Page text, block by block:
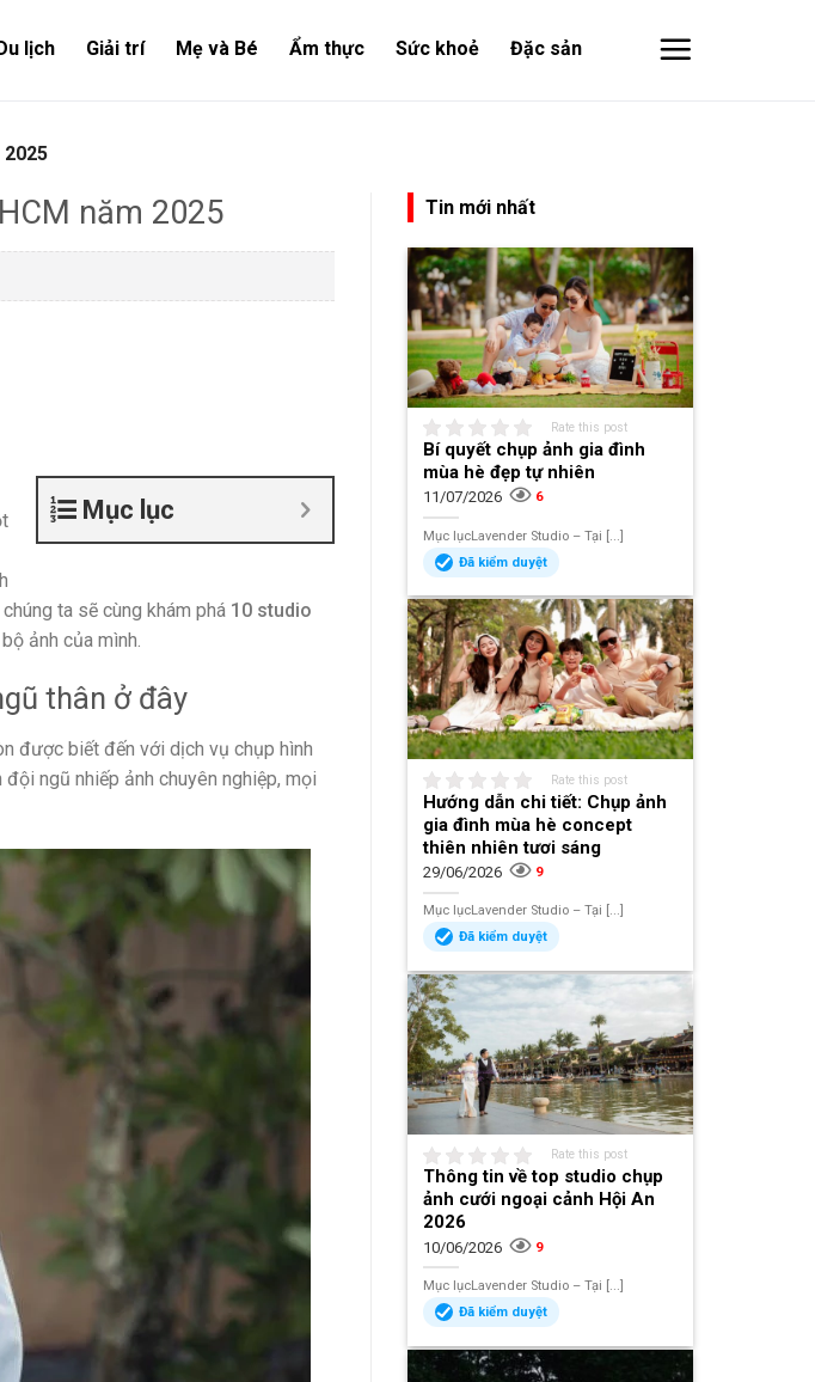
lịch Giải trí Mẹ và Bé Ẩm thực Sức khoẻ Đặc sản
năm 2025
Mục lục
ta sẽ cùng khám phá 10 studio
ảnh của mình.
thân ở đây
được biết đến với dịch vụ chụp hình
ngũ nhiếp ảnh chuyên nghiệp, mọi
Tin mới nhất
Rate this post
Bí quyết chụp ảnh gia đình
mùa hè đẹp tự nhiên
11/07/2026 6
Mục lụcLavender Studio – Tại [...]
Đã kiểm duyệt
Rate this post
Hướng dẫn chi tiết: Chụp ảnh
gia đình mùa hè concept
thiên nhiên tươi sáng
29/06/2026 9
Mục lụcLavender Studio – Tại [...]
Đã kiểm duyệt
Rate this post
Thông tin về top studio chụp
ảnh cưới ngoại cảnh Hội An
2026
10/06/2026 9
Mục lụcLavender Studio – Tại [...]
Đã kiểm duyệt